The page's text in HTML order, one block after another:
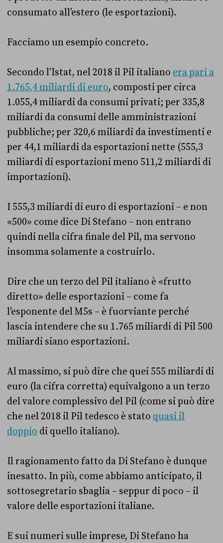
consumato all’estero (le esportazioni).
Facciamo un esempio concreto.
Secondo l’Istat, nel 2018 il Pil italiano era pari a
1.765,4 miliardi di euro, composti per circa
1.055,4 miliardi da consumi privati; per 335,8
miliardi da consumi delle amministrazioni
pubbliche; per 320,6 miliardi da investimenti e
per 44,1 miliardi da esportazioni nette (555,3
miliardi di esportazioni meno 511,2 miliardi di
importazioni).
I 555,3 miliardi di euro di esportazioni – e non
«500» come dice Di Stefano – non entrano
quindi nella cifra finale del Pil, ma servono
insomma solamente a costruirlo.
Dire che un terzo del Pil italiano è «frutto
diretto» delle esportazioni – come fa
l’esponente del M5s – è fuorviante perché
lascia intendere che su 1.765 miliardi di Pil 500
miliardi siano esportazioni.
Al massimo, si può dire che quei 555 miliardi di
euro (la cifra corretta) equivalgono a un terzo
del valore complessivo del Pil (come si può dire
che nel 2018 il Pil tedesco è stato quasi il
doppio di quello italiano).
Il ragionamento fatto da Di Stefano è dunque
inesatto. In più, come abbiamo anticipato, il
sottosegretario sbaglia – seppur di poco – il
valore delle esportazioni italiane.
E sui numeri sulle imprese, Di Stefano ha